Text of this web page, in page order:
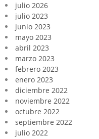
julio 2026
julio 2023
junio 2023
mayo 2023
abril 2023
marzo 2023
febrero 2023
enero 2023
diciembre 2022
noviembre 2022
octubre 2022
septiembre 2022
julio 2022